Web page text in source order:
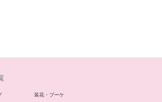
装花・ブーケ